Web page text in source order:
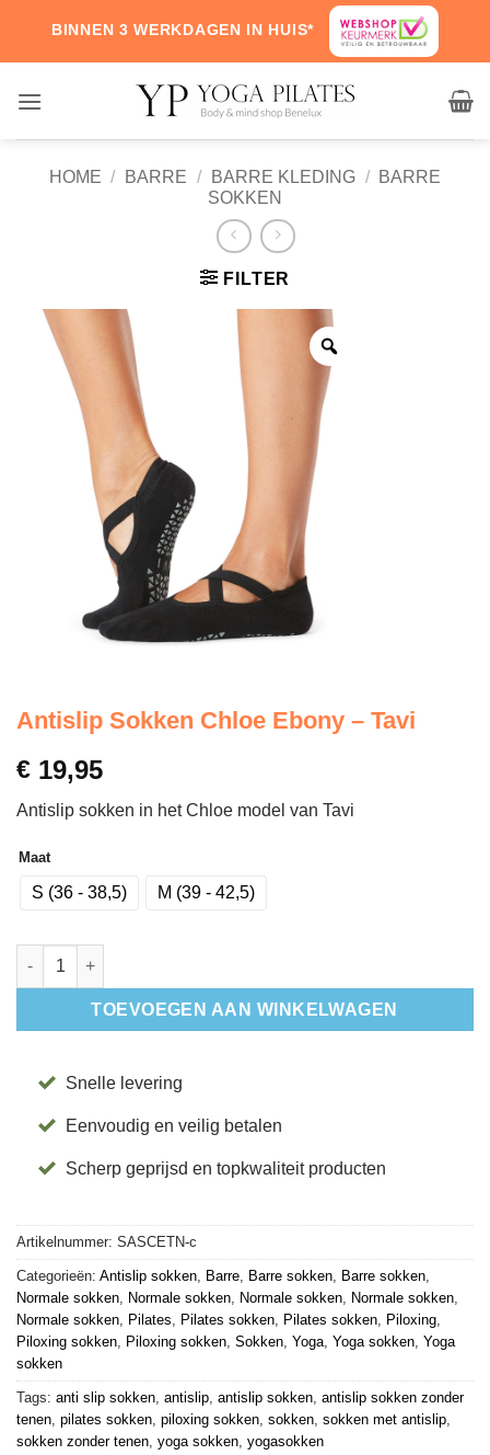
content
BINNEN 3 WERKDAGEN IN HUIS*
HOME / BARRE / BARRE KLEDING /
BARRE
SOKKEN
FILTER
Antislip Sokken Chloe Ebony – Tavi
€ 19,95
Antislip sokken in het Chloe model van Tavi
Maat
S (36 - 38,5) M (39 - 42,5)
Antislip Sokken Chloe Ebony - Tavi aantal
TOEVOEGEN AAN WINKELWAGEN
Snelle levering
Eenvoudig en veilig betalen
Scherp geprijsd en topkwaliteit producten
Artikelnummer: SASCETN-c
Categorieën: Antislip sokken, Barre, Barre sokken, Barre sokken,
Normale sokken, Normale sokken, Normale sokken, Normale sokken,
Normale sokken, Pilates, Pilates sokken, Pilates sokken, Piloxing,
Piloxing sokken, Piloxing sokken, Sokken, Yoga, Yoga sokken, Yoga
sokken
Tags: anti slip sokken, antislip, antislip sokken, antislip sokken zonder
tenen, pilates sokken, piloxing sokken, sokken, sokken met antislip,
sokken zonder tenen, yoga sokken, yogasokken